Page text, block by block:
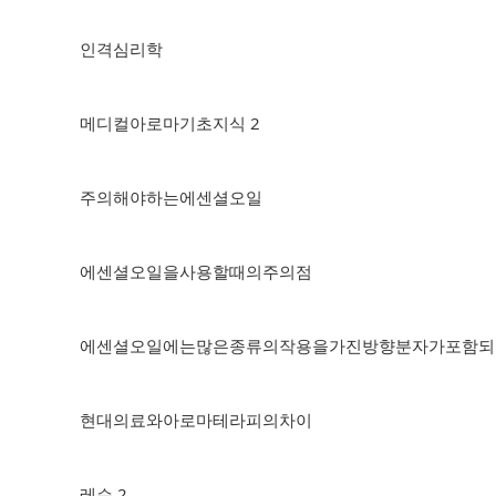
인격심리학
메디컬아로마기초지식 2
주의해야하는에센셜오일
에센셜오일을사용할때의주의점
에센셜오일에는많은종류의작용을가진방향분자가포함
현대의료와아로마테라피의차이